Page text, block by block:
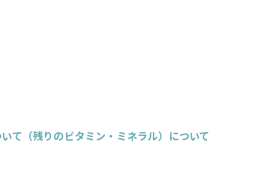
て（残りのビタミン・ミネラル）について